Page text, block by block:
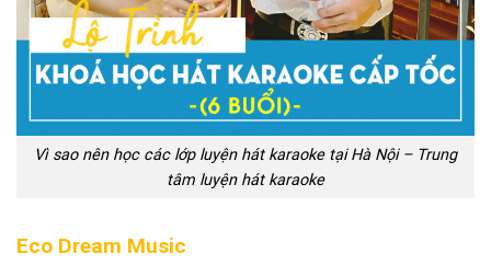
Vì sao nên học các lớp luyện hát karaoke tại Hà Nội – Trung
tâm luyện hát karaoke
Eco Dream Music